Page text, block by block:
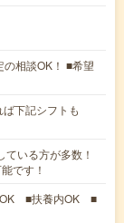
相談OK！ ■希望
下記シフトも
ている方が多数！
です！
OK ■扶養内OK ■